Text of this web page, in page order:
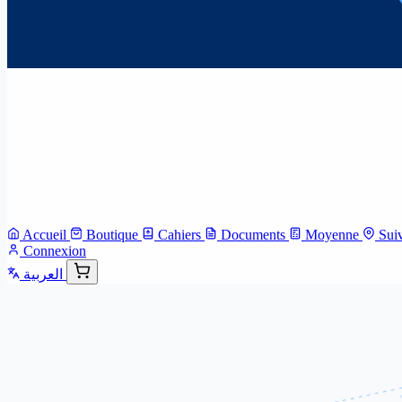
Accueil Boutique Cahiers Documents Moyenne
Connexion
العربية